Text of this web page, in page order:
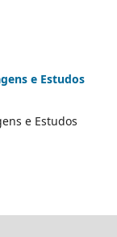
e Estudos
e Estudos